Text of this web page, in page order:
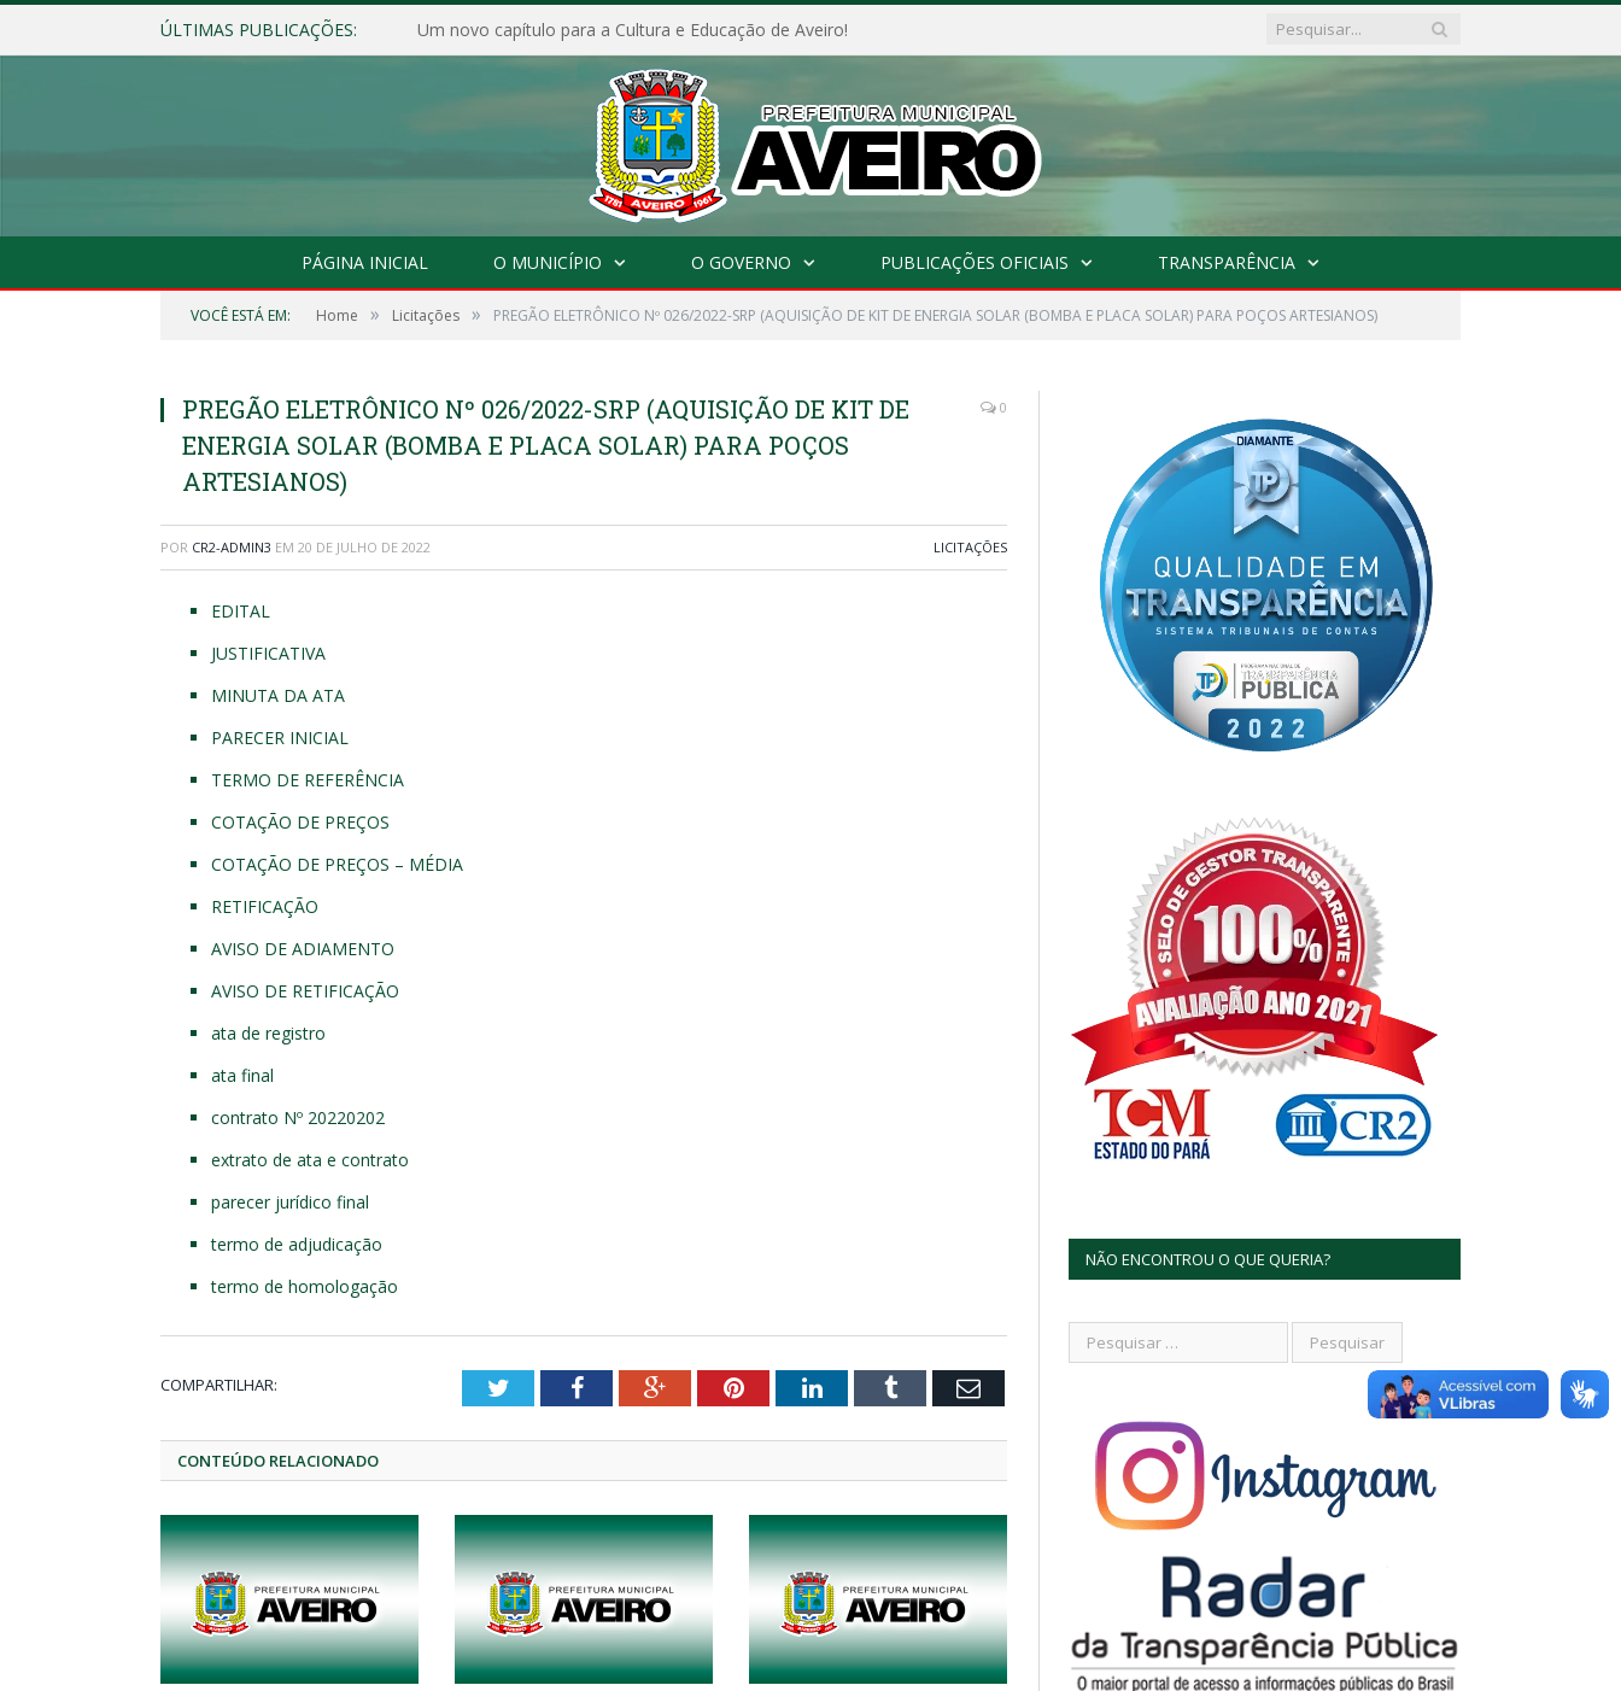
ÚLTIMAS PUBLICAÇÕES: Um novo capítulo para a Cultura e Educação de Aveiro!
PÁGINA INICIAL O MUNICÍPIO O GOVERNO PUBLICAÇÕES OFICIAIS TRANSPARÊNCIA
VOCÊ ESTÁ EM: Home » Licitações » PREGÃO ELETRÔNICO Nº 026/2022-SRP (AQUISIÇÃO DE KIT DE ENERGIA SOLAR (BOMBA E PLACA SOLAR) PARA POÇOS ARTESIANOS)
PREGÃO ELETRÔNICO Nº 026/2022-SRP (AQUISIÇÃO DE KIT DE
ENERGIA SOLAR (BOMBA E PLACA SOLAR) PARA POÇOS
ARTESIANOS)
0
POR CR2-ADMIN3 EM 20 DE JULHO DE 2022 LICITAÇÕES
EDITAL
JUSTIFICATIVA
MINUTA DA ATA
PARECER INICIAL
TERMO DE REFERÊNCIA
COTAÇÃO DE PREÇOS
COTAÇÃO DE PREÇOS – MÉDIA
RETIFICAÇÃO
AVISO DE ADIAMENTO
AVISO DE RETIFICAÇÃO
ata de registro
ata final
contrato Nº 20220202
extrato de ata e contrato
parecer jurídico final
termo de adjudicação
termo de homologação
COMPARTILHAR: TwitterFacebookGoogle+PinterestLinkedInTumblr Email
CONTEÚDO RELACIONADO
NÃO ENCONTROU O QUE QUERIA?